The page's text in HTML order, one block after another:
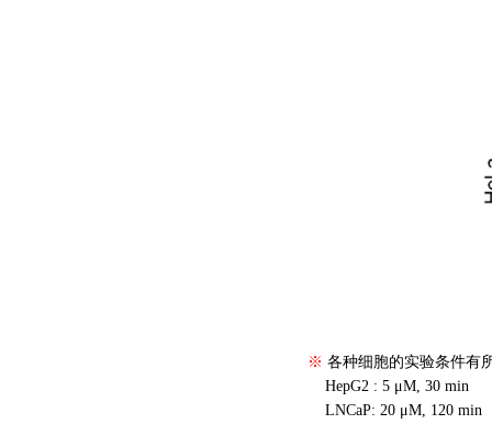
※ 各种细胞的实验条件有
HepG2 : 5 μM, 30 min
LNCaP: 20 μM, 120 min